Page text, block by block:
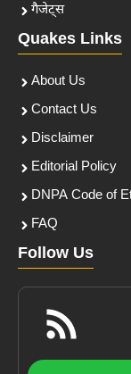
गैजेट्स
Quakes Links
About Us
Contact Us
Disclaimer
Editorial Policy
DNPA Code of
FAQ
Follow Us